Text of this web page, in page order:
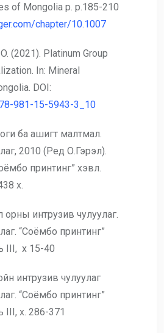
of Mongolia p. p.185-210
chapter/10.1007
(2021). Platinum Group
In: Mineral
DOI:
981-15-5943-3_10
ба ашигт малтмал.
2010 (Ред О.Гэрэл).
принтинг” хэвл.
х.
интрузив чулуулаг.
“Соёмбо принтинг”
III, х 15-40
интрузив чулуулаг
“Соёмбо принтинг”
III, х. 286-371